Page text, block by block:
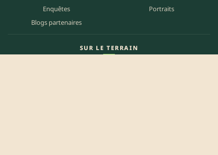
Enquêtes
Portraits
Blogs partenaires
SUR LE TERRAIN